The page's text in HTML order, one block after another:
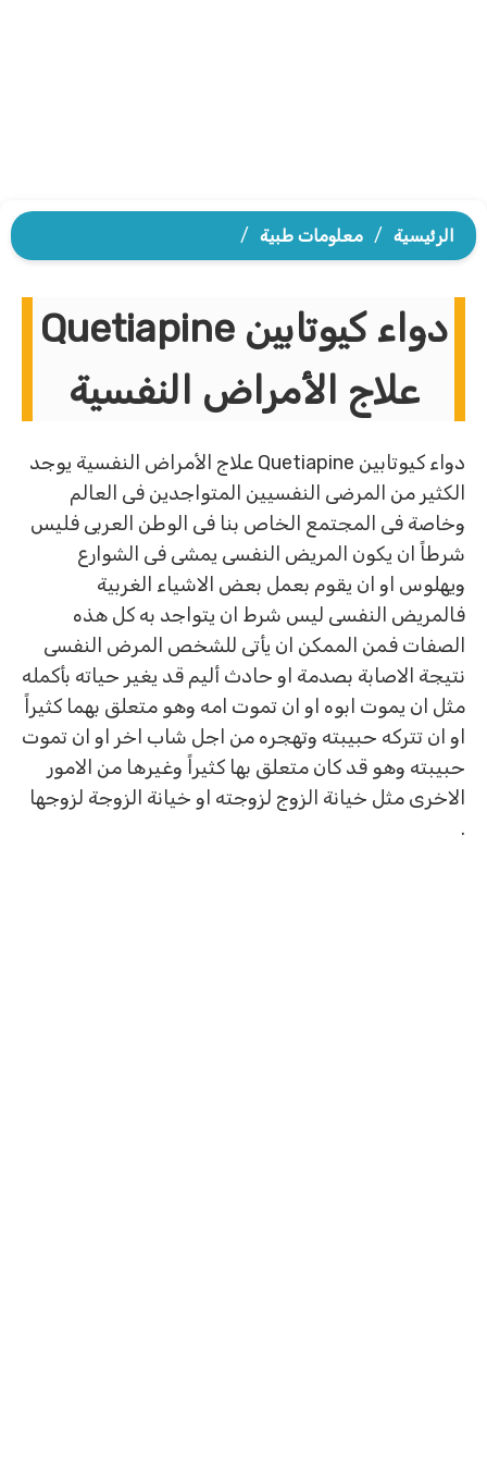
الرئيسية / معلومات طبية /
دواء كيوتابين Quetiapine
علاج الأمراض النفسية
دواء كيوتابين Quetiapine علاج الأمراض النفسية يوجد
الكثير من المرضى النفسيين المتواجدين فى العالم
وخاصة فى المجتمع الخاص بنا فى الوطن العربى فليس
شرطاً ان يكون المريض النفسى يمشى فى الشوارع
ويهلوس او ان يقوم بعمل بعض الاشياء الغربية
فالمريض النفسى ليس شرط ان يتواجد به كل هذه
الصفات فمن الممكن ان يأتى للشخص المرض النفسى
نتيجة الاصابة بصدمة او حادث أليم قد يغير حياته بأكمله
مثل ان يموت ابوه او ان تموت امه وهو متعلق بهما كثيراً
او ان تتركه حبيبته وتهجره من اجل شاب اخر او ان تموت
حبيبته وهو قد كان متعلق بها كثيراً وغيرها من الامور
الاخرى مثل خيانة الزوج لزوجته او خيانة الزوجة لزوجها
.